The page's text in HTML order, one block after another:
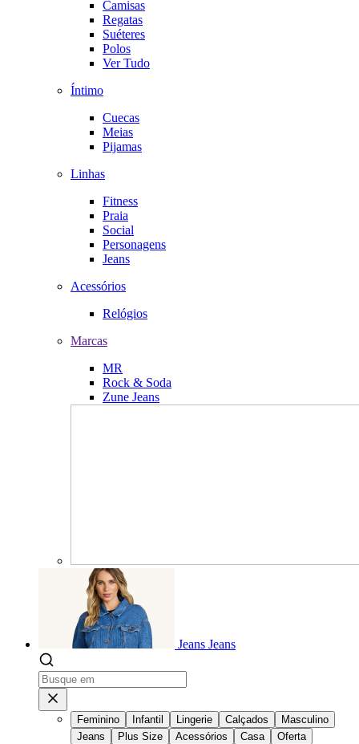
Camisas
Regatas
Suéteres
Polos
Ver Tudo
Íntimo
Cuecas
Meias
Pijamas
Linhas
Fitness
Praia
Social
Personagens
Jeans
Acessórios
Relógios
Marcas
MR
Rock & Soda
Zune Jeans
Jeans Jeans
Feminino Infantil Lingerie Calçados
Masculino
Jeans
Plus Size Acessórios Casa Oferta